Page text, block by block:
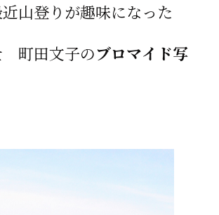
山登りが趣味になった
町田文子のブロマイド写